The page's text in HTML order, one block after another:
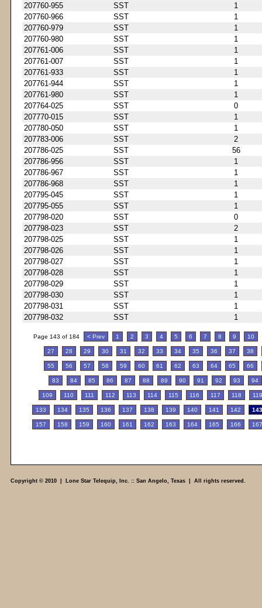
207760-955
SST
1
207760-966
SST
1
207760-979
SST
1
207760-980
SST
1
207761-006
SST
1
207761-007
SST
1
207761-933
SST
1
207761-944
SST
1
207761-980
SST
1
207764-025
SST
0
207770-015
SST
1
207780-050
SST
1
207783-006
SST
2
207786-025
SST
56
207786-956
SST
1
207786-967
SST
1
207786-968
SST
1
207795-045
SST
1
207795-055
SST
1
207798-020
SST
0
207798-023
SST
2
207798-025
SST
1
207798-026
SST
1
207798-027
SST
1
207798-028
SST
1
207798-029
SST
1
207798-030
SST
1
207798-031
SST
1
207798-032
SST 1
Page 143 of 184 < Prev 1 2 3 4 5 6 7 8 9 10
27 28 29 30 31 32 33 34 35 36 37 38
55 56 57 58 59 60 61 62 63 64 65 66
83 84 85 86 87 88 89 90 91 92 93 94
109 110 111 112 113 114 115 116 117 118 119
133 134 135 136 137 138 139 140 141 142 143
157 158 159 160 161 162 163 164 165 166 167
Copyright © 2010 | Lone Star Telequip, Inc. :: San Angelo, Texas | All rights reserved.